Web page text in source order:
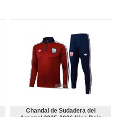
Chandal de Sudadera del